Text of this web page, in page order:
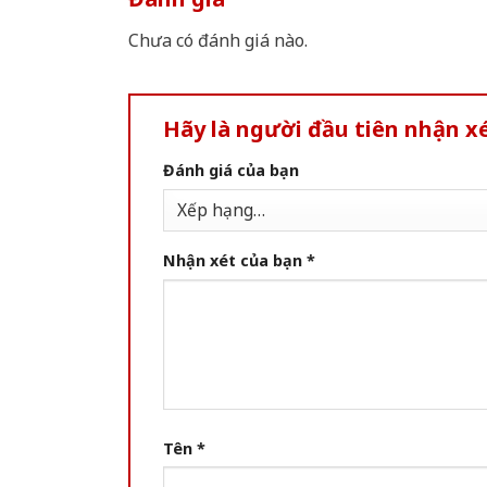
Chưa có đánh giá nào.
Hãy là người đầu tiên nhận
Đánh giá của bạn
Nhận xét của bạn *
Tên *